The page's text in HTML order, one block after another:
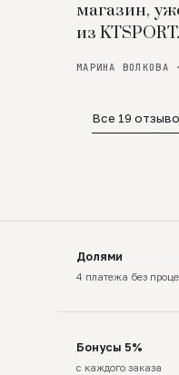
магазин,
из
МАРИНА ВОЛКОВА
Все 19
Долями
4 платежа без
Бонусы 5%
с каждого заказа